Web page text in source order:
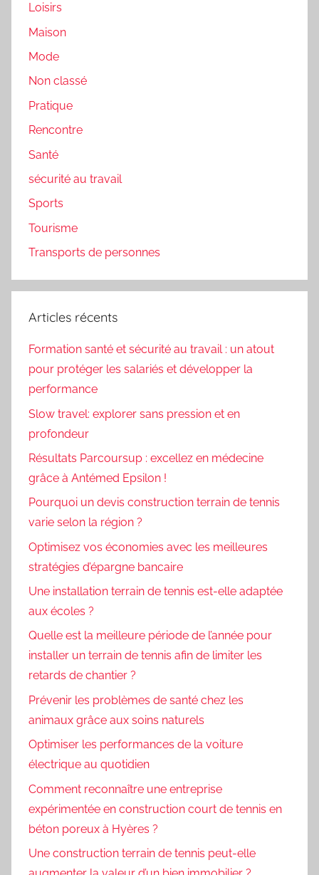
Loisirs
Maison
Mode
Non classé
Pratique
Rencontre
Santé
sécurité au travail
Sports
Tourisme
Transports de personnes
Articles récents
Formation santé et sécurité au travail : un atout
pour protéger les salariés et développer la
performance
Slow travel: explorer sans pression et en
profondeur
Résultats Parcoursup : excellez en médecine
grâce à Antémed Epsilon !
Pourquoi un devis construction terrain de tennis
varie selon la région ?
Optimisez vos économies avec les meilleures
stratégies d’épargne bancaire
Une installation terrain de tennis est-elle adaptée
aux écoles ?
Quelle est la meilleure période de l’année pour
installer un terrain de tennis afin de limiter les
retards de chantier ?
Prévenir les problèmes de santé chez les
animaux grâce aux soins naturels
Optimiser les performances de la voiture
électrique au quotidien
Comment reconnaître une entreprise
expérimentée en construction court de tennis en
béton poreux à Hyères ?
Une construction terrain de tennis peut-elle